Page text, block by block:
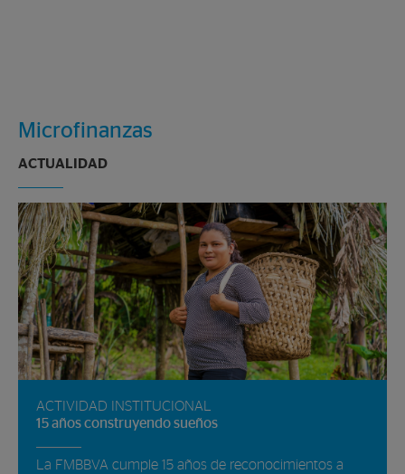
Microfinanzas
ACTUALIDAD
ACTIVIDAD INSTITUCIONAL
15 años construyendo sueños
La FMBBVA cumple 15 años de reconocimientos a